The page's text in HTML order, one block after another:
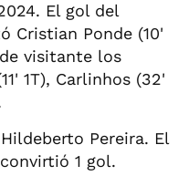
El gol del
Cristian Ponde (10'
visitante los
1T), Carlinhos (32'
Pereira. El
1 gol.